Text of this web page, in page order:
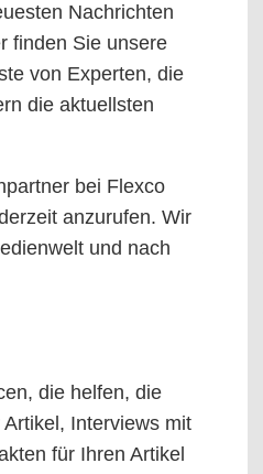
Nachrichten
finden Sie unsere
von Experten, die
die aktuellsten
bei Flexco
anzurufen. Wir
und nach
die helfen, die
Interviews mit
für Ihren Artikel